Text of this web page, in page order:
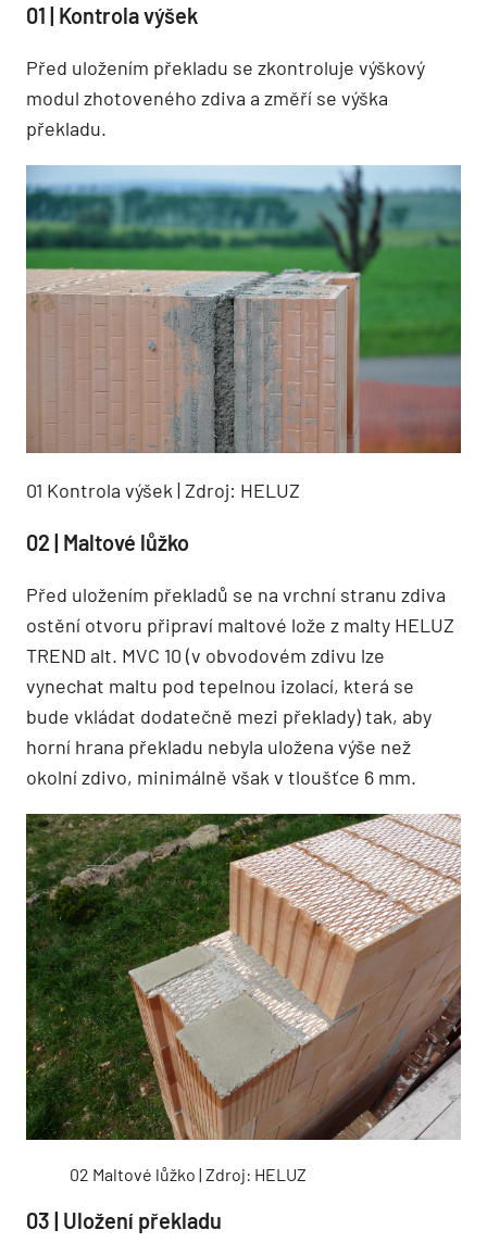
01 | Kontrola výšek
Před uložením překladu se zkontroluje výškový
modul zhotoveného zdiva a změří se výška
překladu.
01 Kontrola výšek | Zdroj: HELUZ
02 | Maltové lůžko
Před uložením překladů se na vrchní stranu zdiva
ostění otvoru připraví maltové lože z malty HELUZ
TREND alt. MVC 10 (v obvodovém zdivu lze
vynechat maltu pod tepelnou izolací, která se
bude vkládat dodatečně mezi překlady) tak, aby
horní hrana překladu nebyla uložena výše než
okolní zdivo, minimálně však v tloušťce 6 mm.
02 Maltové lůžko | Zdroj: HELUZ
03 | Uložení překladu